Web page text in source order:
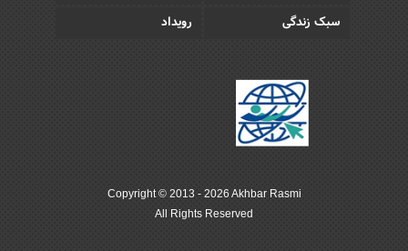
سبک زندگی
رویداد
Copyright © 2013 - 2026 Akhbar Rasmi
All Rights Reserved